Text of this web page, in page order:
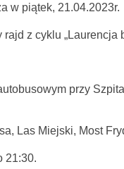
w piątek, 21.04.2023r.
rajd z cyklu „Laurencja
przy
Las Miejski, Most
21:30.